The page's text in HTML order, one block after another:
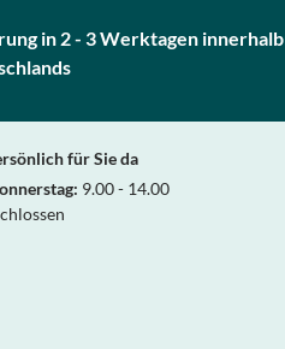
in 2 - 3 Werktagen innerhalb
für Sie da
9.00 - 14.00